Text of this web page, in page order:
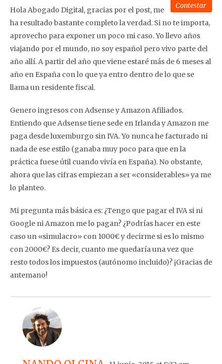
Contestar
Hola Abogado Digital, gracias por el post, me
ha resultado bastante completo la verdad. Si no te importa,
aprovecho para exponer un poco mi caso. Yo llevo años
viajando por el mundo, no soy español pero vivo parte del
año allí. A partir del año que viene estaré más de 6 meses al
año en España con lo que ya entro dentro de lo que se
llama un residente fiscal.
Genero ingresos con Adsense y Amazon Afiliados.
Entiendo que Adsense tiene sede en Irlanda y Amazon me
paga desde luxemburgo sin IVA. Yo nunca he facturado ni
nada de ese estilo (ganaba muy poco para que en la
práctica fuese útil cuando vivía en España). No obstante,
ahora que las cifras empiezan a ser «considerables» ya me
lo planteo.
Mi pregunta más básica es: ¿Tengo que pagar el IVA si ni
Google ni Amazon me lo pagan? ¿Podrías hacer en este
caso un «simulacro» con 1000€ y decirme si es lo mismo
con 2000€? Es decir, cuanto me quedaría una vez que
resto todos los impuestos (autónomo incluido)? ¡Gracias de
antemano!